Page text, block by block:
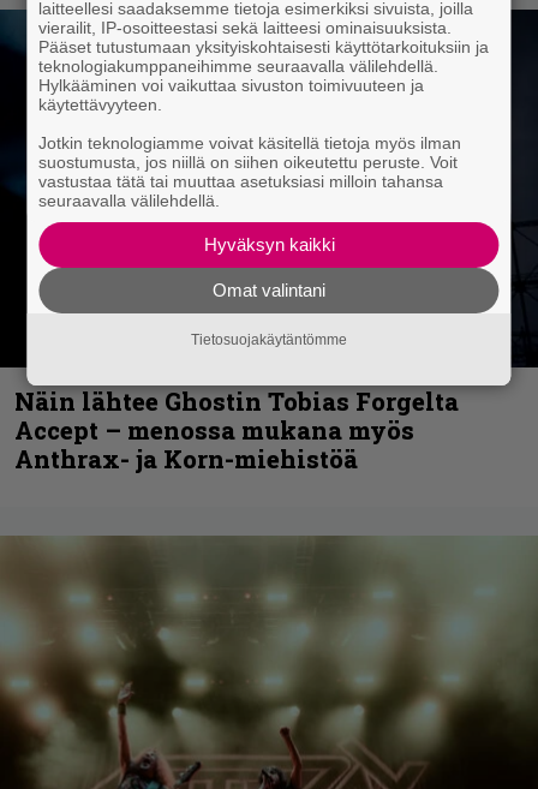
Näin lähtee Ghostin Tobias Forgelta
Accept – menossa mukana myös
Anthrax- ja Korn-miehistöä
laitteellesi saadaksemme tietoja esimerkiksi sivuista, joilla
vierailit, IP-osoitteestasi sekä laitteesi ominaisuuksista.
Pääset tutustumaan yksityiskohtaisesti käyttötarkoituksiin ja
teknologiakumppaneihimme seuraavalla välilehdellä.
Hylkääminen voi vaikuttaa sivuston toimivuuteen ja
käytettävyyteen.
Jotkin teknologiamme voivat käsitellä tietoja myös ilman
suostumusta, jos niillä on siihen oikeutettu peruste. Voit
vastustaa tätä tai muuttaa asetuksiasi milloin tahansa
seuraavalla välilehdellä.
Hyväksyn kaikki
Omat valintani
Tietosuojakäytäntömme